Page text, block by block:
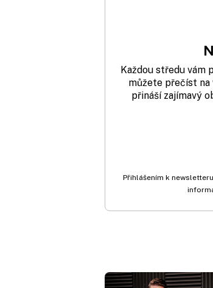
Každou středu vám
můžete přečíst na
přináší zajímavý
Přihlášením k